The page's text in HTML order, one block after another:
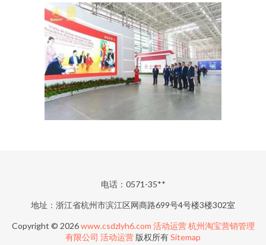
电话：0571-35**
地址：浙江省杭州市滨江区网商路699号4号楼3楼302室
Copyright © 2026www.csdzlyh6.com 活动运营 杭州淘宝营销管理
有限公司 活动运营 版权所有Sitemap